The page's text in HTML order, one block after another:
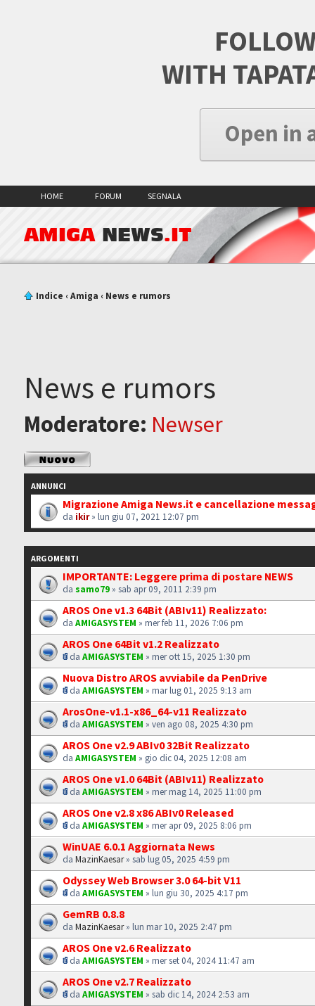
WITH
Open in
HOME FORUM SEGNALA
AMIGA NEWS.IT
Indice ‹Amiga ‹ News e rumors
News e rumors
Moderatore: Newser
Scrivi un nuovo
argomento
ANNUNCI
Migrazione Amiga News.it e cancellazione
da ikir» lun giu 07, 2021 12:07 pm
ARGOMENTI
IMPORTANTE: Leggere prima di postare NEWS
da samo79 » sab apr 09, 2011 2:39 pm
AROS One v1.3 64Bit (ABIv11) Realizzato:
daAMIGASYSTEM » mer feb 11, 2026 7:06 pm
AROS One 64Bit v1.2 Realizzato
daAMIGASYSTEM » mer ott 15, 2025 1:30 pm
Nuova Distro AROS avviabile da PenDrive
daAMIGASYSTEM » mar lug 01, 2025 9:13 am
ArosOne-v1.1-x86_64-v11 Realizzato
daAMIGASYSTEM » ven ago 08, 2025 4:30 pm
AROS One v2.9 ABIv0 32Bit Realizzato
daAMIGASYSTEM » gio dic 04, 2025 12:08 am
AROS One v1.0 64Bit (ABIv11) Realizzato
daAMIGASYSTEM » mer mag 14, 2025 11:00 pm
AROS One v2.8 x86 ABIv0 Released
daAMIGASYSTEM » mer apr 09, 2025 8:06 pm
WinUAE 6.0.1 Aggiornata News
daMazinKaesar» sab lug 05, 2025 4:59 pm
Odyssey Web Browser 3.0 64-bit V11
daAMIGASYSTEM » lun giu 30, 2025 4:17 pm
GemRB 0.8.8
daMazinKaesar» lun mar 10, 2025 2:47 pm
AROS One v2.6 Realizzato
daAMIGASYSTEM » mer set 04, 2024 11:47 am
AROS One v2.7 Realizzato
daAMIGASYSTEM » sab dic 14, 2024 2:53 am